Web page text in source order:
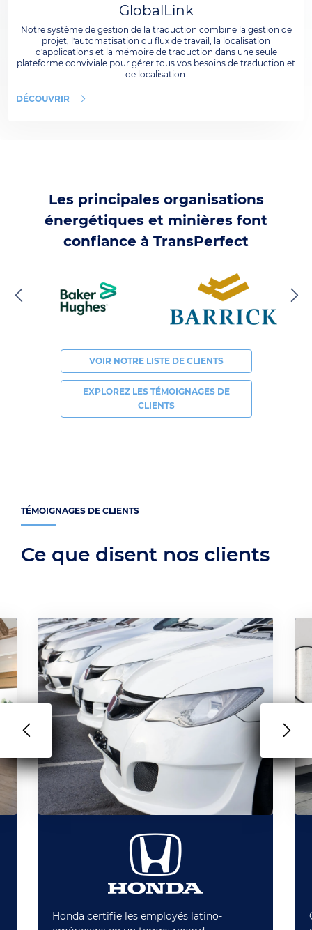
GlobalLink
Notre système de gestion de la traduction combine la gestion de
projet, l'automatisation du flux de travail, la localisation
d'applications et la mémoire de traduction dans une seule
plateforme conviviale pour gérer tous vos besoins de traduction et
de localisation.
DÉCOUVRIR
Les principales organisations
énergétiques et minières font
confiance à TransPerfect
VOIR NOTRE LISTE DE CLIENTS
EXPLOREZ LES TÉMOIGNAGES DE
CLIENTS
TÉMOIGNAGES DE CLIENTS
Ce que disent nos clients
Honda certifie les employés latino-